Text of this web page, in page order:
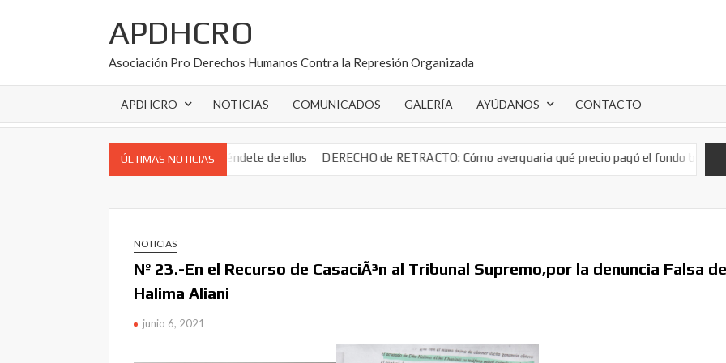
APDHCRO
Asociación Pro Derechos Humanos Contra la Represión Organizada
APDHCRO NOTICIAS COMUNICADOS GALERÍA AYÚDANOS CONTACTO
ÚLTIMAS NOTICIAS
España: conócelos y defiéndete de ellos DERECHO de RETRACTO: Cómo averguaria qué precio pagó el fondo buitre por tu hipoteca.
NOTICIAS
Nº 23.-En el Recurso de CasaciÃ³n al Tribunal Supremo,por la denuncia Falsa de
Halima Aliani
junio 6, 2021